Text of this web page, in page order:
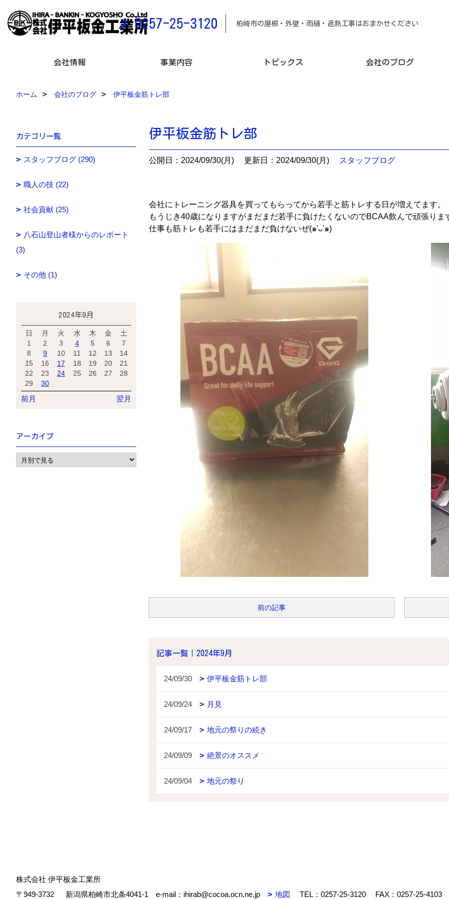
0257-25-3120 柏崎市の屋根・外壁・雨樋・遮熱工事は
会社情報 事業内容 トピックス 会社のブログ
ホーム 会社のブログ 伊平板金筋トレ部
伊平板金筋トレ部
公開日：2024/09/30(月) 更新日：2024/09/30(月) スタッフブログ
会社にトレーニング器具を買ってもらってから若手と筋トレする日が増えてます。
もうじき40歳になりますがまだまだ若手に負けたくないのでBCAA飲んで頑張りま
仕事も筋トレも若手にはまだまだ負けないぜ(๑'ᴗ'๑)
前の記事
記事一覧｜2024年9月
24/09/30 伊平板金筋トレ部
24/09/24 月見
24/09/17 地元の祭りの続き
24/09/09 絶景のオススメ
24/09/04 地元の祭り
カテゴリ一覧
スタッフブログ (290)
職人の技 (22)
社会貢献 (25)
八石山登山者様からのレポート
(3)
その他 (1)
2024年9月
日 月 火 水 木 金
土
1
2 3 4 5 6
7
8
9 10 11 12 13
14
15
16 17 18 19 20
21
22
23 24 25 26 27
28
29
30
前月 翌月
アーカイブ
株式会社 伊平板金工業所
〒949-3732
新潟県柏崎市北条4041-1 e-mail：ihirab@cocoa.ocn.ne.jp 地図 TEL： 0257-25-3120 FAX：0257-25-4103